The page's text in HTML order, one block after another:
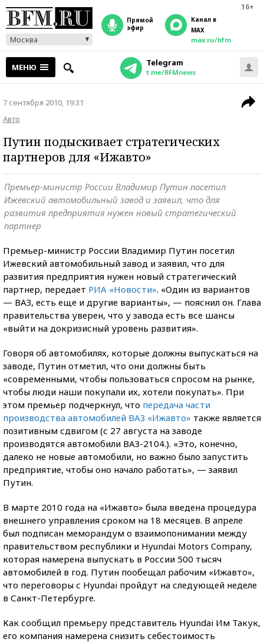
16+
Москва
прямой
эфир
Канал в
MAX
max.ru/bfm
МЕНЮ Telegram
t.me/BFMnews
7 сентября 2010, 19:31
Авто
Путин подыскивает стратегических
партнеров для «Ижавто»
Премьер-министр России Владимир Путин посетил
Ижевский автомобильный завод и заявил, что для
развития предприятия нужен новый стратегический
партнер
Премьер-министр России Владимир Путин посетил
Ижевский автомобильный завод и заявил, что для
развития предприятия нужен новый стратегический
партнер, передает РИА «Новости». «Один из вариантов
— ВАЗ, есть еще и другие варианты», — пояснил он. Глава
правительства уверен, что у завода есть все шансы
«выйти на докризисный уровень развития».
Говоря об автомобилях, которые должны выпускаться на
заводе, Путин отметил, что они должны быть
«современными, чтобы пользоваться спросом на рынке,
чтобы люди наши покупали их, хотели покупать». При
этом премьер подчеркнул, что передача части
производства автомобилей ВАЗ «Ижавто» также является
позитивным сдвигом (с 27 августа на заводе
производятся автомобили ВАЗ-2104.). «Это, конечно,
далеко не новые автомобили, но важно было запустить
предприятие, чтобы оно начало работать», — заявил
Путин.
В марте 2010 года на «Ижавто» была введена процедура
внешнего управления сроком на 18 месяцев. В апреле
был подписан меморандум о взаимопонимании между
правительством республики и Hyundai Motors Company,
которая намерена выпускать в России 500 тысяч
автомобилей в год. Путин пообещал рабочим «Ижавто»,
что переговоры с Hyundai пройдут на следующей неделе
в Санкт-Петербурге.
Как сообщил премьеру представитель Hyundai Им Такук,
его компания намерена снизить себестоимость